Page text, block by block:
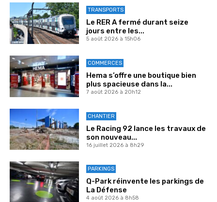
TRANSPORTS
Le RER A fermé durant seize
jours entre les...
5 août 2026 à 15h06
COMMERCES
Hema s’offre une boutique bien
plus spacieuse dans la...
7 août 2026 à 20h12
CHANTIER
Le Racing 92 lance les travaux de
son nouveau...
16 juillet 2026 à 8h29
PARKINGS
Q-Park réinvente les parkings de
La Défense
4 août 2026 à 8h58